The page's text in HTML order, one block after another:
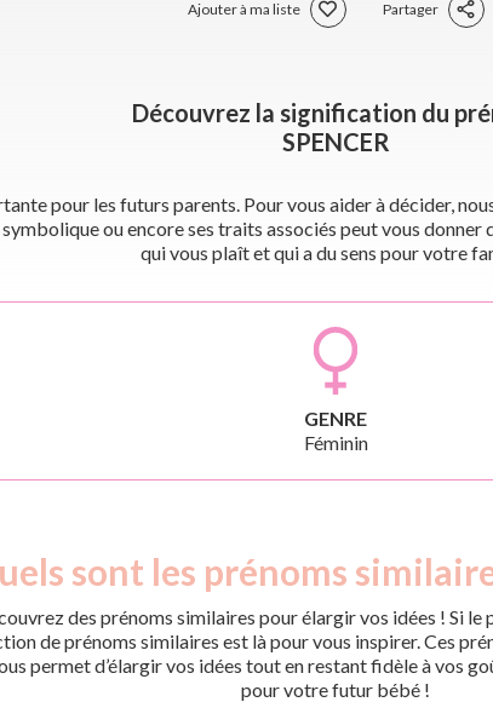
Ajouter à ma liste Partager
Découvrez la signification du
SPENCER
pour les futurs parents. Pour vous aider à décider,
ou encore ses traits associés peut vous donner
qui vous plaît et qui a du sens pour votre
GENRE
Féminin
sont les prénoms
des prénoms similaires pour élargir vos idées ! Si le
de prénoms similaires est là pour vous inspirer. Ces
permet d’élargir vos idées tout en restant fidèle à vos
pour votre futur bébé !